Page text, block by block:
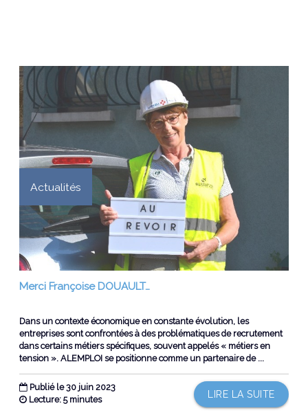
Actualités
Merci Françoise DOUAULT…
Dans un contexte économique en constante évolution, les
entreprises sont confrontées à des problématiques de recrutement
dans certains métiers spécifiques, souvent appelés « métiers en
tension ». ALEMPLOI se positionne comme un partenaire de ...
Publié le 30 juin 2023
LIRE LA SUITE
Lecture: 5 minutes